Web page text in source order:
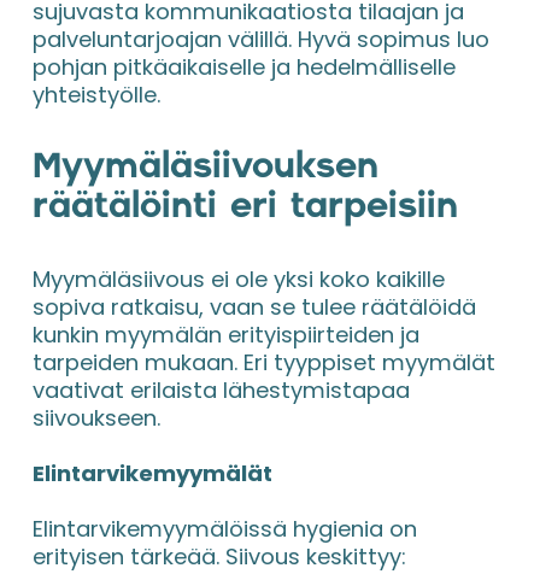
sujuvasta kommunikaatiosta tilaajan ja
palveluntarjoajan välillä. Hyvä sopimus luo
pohjan pitkäaikaiselle ja hedelmälliselle
yhteistyölle.
Myymäläsiivouksen
räätälöinti eri tarpeisiin
Myymäläsiivous ei ole yksi koko kaikille
sopiva ratkaisu, vaan se tulee räätälöidä
kunkin myymälän erityispiirteiden ja
tarpeiden mukaan. Eri tyyppiset myymälät
vaativat erilaista lähestymistapaa
siivoukseen.
Elintarvikemyymälät
Elintarvikemyymälöissä hygienia on
erityisen tärkeää. Siivous keskittyy: